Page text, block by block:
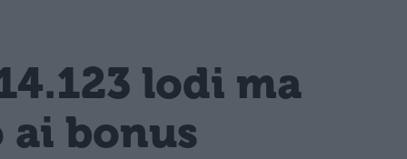
lodi ma
ai bonus